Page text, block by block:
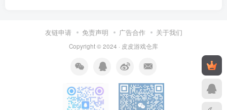
友链申请 免责声明 广告合作 关于我们
Copyright © 2024 · 皮皮游戏仓库